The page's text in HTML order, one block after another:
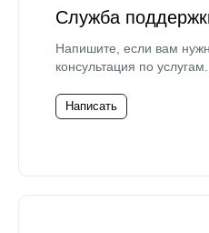
Служба
Напишите, если вам
консультация по услугам.
Написать